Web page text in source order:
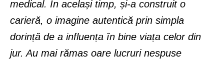
medical. În același timp, și-a construit o
carieră, o imagine autentică prin simpla
dorință de a influența în bine viața celor din
jur. Au mai rămas oare lucruri nespuse